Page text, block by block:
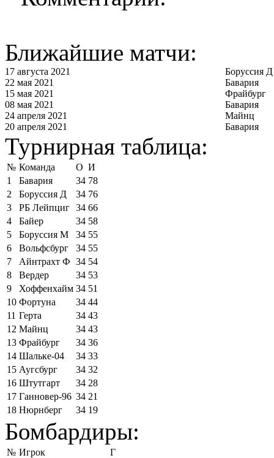
Ближайшие матчи:
17 августа 2021
Боруссия Д
22 мая 2021
Бавария
15 мая 2021
Фрайбург
08 мая 2021
Бавария
24 апреля 2021
Майнц
20 апреля 2021
Бавария
Турнирная таблица:
№ Команда О И
1
Бавария 34 78
2
Боруссия Д 34 76
3
РБ Лейпциг 34 66
4
Байер 34 58
5
Боруссия М 34 55
6
Вольфсбург 34 55
7
Айнтрахт Ф 34 54
8
Вердер 34 53
9
Хоффенхайм 34 51
10 Фортуна 34 44
11 Герта 34 43
12 Майнц 34 43
13 Фрайбург 34 36
14 Шальке-04 34 33
15 Аугсбург 34 32
16 Штутгарт 34 28
17 Ганновер-96 34 21
18 Нюрнберг 34 19
Бомбардиры:
№ Игрок
Г